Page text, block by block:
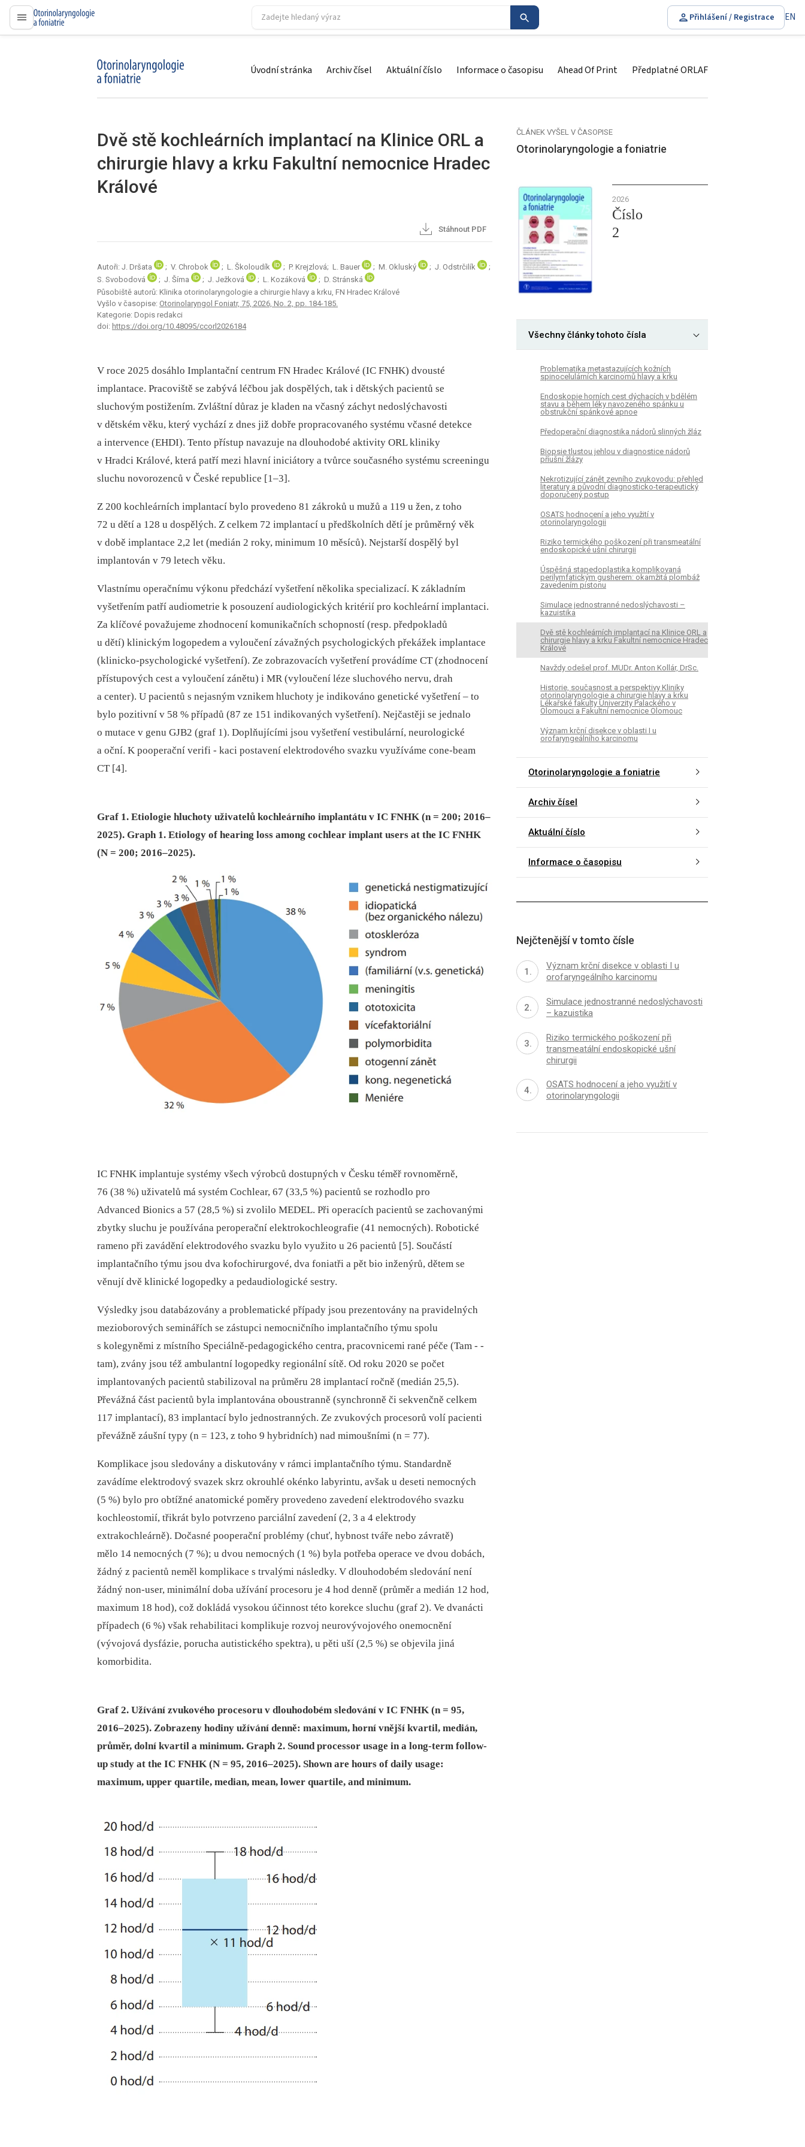
proLékaře.cz
Přihlášení / Registrace EN
proLékaře.cz Úvodní stránka Archiv čísel Aktuální číslo Informace o časopisu Ahead Of Print Předplatné ORLAF
Dvě stě kochleárních implantací na Klinice ORL a
chirurgie hlavy a krku Fakultní nemocnice Hradec
Králové
Stáhnout PDF
Autoři: J. Dršata ; V. Chrobok ; L. Školoudík ; P. Krejzlová; L. Bauer ; M. Okluský ; J. Odstrčilík
;
S. Svobodová
; J. Šíma ; J. Ježková ; L. Kozáková
; D. Stránská
Působiště autorů: Klinika otorinolaryngologie a chirurgie hlavy a krku, FN Hradec Králové
Vyšlo v časopise: Otorinolaryngol Foniatr, 75, 2026, No. 2, pp. 184-185.
Kategorie: Dopis redakci
doi: https://doi.org/10.48095/ccorl2026184
V roce 2025 dosáhlo Implantační centrum FN Hradec Králové (IC FNHK) dvousté
implantace. Pracoviště se zabývá léčbou jak dospělých, tak i dětských pacientů se
sluchovým postižením. Zvláštní důraz je kladen na včasný záchyt nedoslýchavosti
v dětském věku, který vychází z dnes již dobře propracovaného systému včasné detekce
a intervence (EHDI). Tento přístup navazuje na dlouhodobé aktivity ORL kliniky
v Hradci Králové, která patří mezi hlavní iniciátory a tvůrce současného systému screeningu
sluchu novorozenců v České republice [1–3].
Z 200 kochleárních implantací bylo provedeno 81 zákroků u mužů a 119 u žen, z toho
72 u dětí a 128 u dospělých. Z celkem 72 implantací u předškolních dětí je průměrný věk
v době implantace 2,2 let (medián 2 roky, minimum 10 měsíců). Nejstarší dospělý byl
implantován v 79 letech věku.
Vlastnímu operačnímu výkonu předchází vyšetření několika specializací. K základním
vyšetřením patří audiometrie k posouzení audiologických kritérií pro kochleární implantaci.
Za klíčové považujeme zhodnocení komunikačních schopností (resp. předpokladů
u dětí) klinickým logopedem a vyloučení závažných psychologických překážek implantace
(klinicko-psychologické vyšetření). Ze zobrazovacích vyšetření provádíme CT (zhodnocení
přístupových cest a vyloučení zánětu) i MR (vyloučení léze sluchového nervu, drah
a center). U pacientů s nejasným vznikem hluchoty je indikováno genetické vyšetření –⁠ to
bylo pozitivní v 58 % případů (87 ze 151 indikovaných vyšetření). Nejčastěji se jednalo
o mutace v genu GJB2 (graf 1). Doplňujícími jsou vyšetření vestibulární, neurologické
a oční. K pooperační verifi -⁠ kaci postavení elektrodového svazku využíváme cone-beam
CT [4].
Graf 1. Etiologie hluchoty uživatelů kochleárního implantátu v IC FNHK (n = 200; 2016–
2025). Graph 1. Etiology of hearing loss among cochlear implant users at the IC FNHK
(N = 200; 2016–2025).
IC FNHK implantuje systémy všech výrobců dostupných v Česku téměř rovnoměrně,
76 (38 %) uživatelů má systém Cochlear, 67 (33,5 %) pacientů se rozhodlo pro
Advanced Bionics a 57 (28,5 %) si zvolilo MEDEL. Při operacích pacientů se zachovanými
zbytky sluchu je používána peroperační elektrokochleografie (41 nemocných). Robotické
rameno při zavádění elektrodového svazku bylo využito u 26 pacientů [5]. Součástí
implantačního týmu jsou dva kofochirurgové, dva foniatři a pět bio inženýrů, dětem se
věnují dvě klinické logopedky a pedaudiologické sestry.
Výsledky jsou databázovány a problematické případy jsou prezentovány na pravidelných
mezioborových seminářích se zástupci nemocničního implantačního týmu spolu
s kolegyněmi z místního Speciálně-pedagogického centra, pracovnicemi rané péče (Tam -⁠ -
tam), zvány jsou též ambulantní logopedky regionální sítě. Od roku 2020 se počet
implantovaných pacientů stabilizoval na průměru 28 implantací ročně (medián 25,5).
Převážná část pacientů byla implantována oboustranně (synchronně či sekvenčně celkem
117 implantací), 83 implantací bylo jednostranných. Ze zvukových procesorů volí pacienti
převážně záušní typy (n = 123, z toho 9 hybridních) nad mimoušními (n = 77).
Komplikace jsou sledovány a diskutovány v rámci implantačního týmu. Standardně
zavádíme elektrodový svazek skrz okrouhlé okénko labyrintu, avšak u deseti nemocných
(5 %) bylo pro obtížné anatomické poměry provedeno zavedení elektrodového svazku
kochleostomií, třikrát bylo potvrzeno parciální zavedení (2, 3 a 4 elektrody
extrakochleárně). Dočasné pooperační problémy (chuť, hybnost tváře nebo závratě)
mělo 14 nemocných (7 %); u dvou nemocných (1 %) byla potřeba operace ve dvou dobách,
žádný z pacientů neměl komplikace s trvalými následky. V dlouhodobém sledování není
žádný non-user, minimální doba užívání procesoru je 4 hod denně (průměr a medián 12 hod,
maximum 18 hod), což dokládá vysokou účinnost této korekce sluchu (graf 2). Ve dvanácti
případech (6 %) však rehabilitaci komplikuje rozvoj neurovývojového onemocnění
(vývojová dysfázie, porucha autistického spektra), u pěti uší (2,5 %) se objevila jiná
komorbidita.
Graf 2. Užívání zvukového procesoru v dlouhodobém sledování v IC FNHK (n = 95,
2016–2025). Zobrazeny hodiny užívání denně: maximum, horní vnější kvartil, medián,
průměr, dolní kvartil a minimum. Graph 2. Sound processor usage in a long-term follow-
up study at the IC FNHK (N = 95, 2016–2025). Shown are hours of daily usage:
maximum, upper quartile, median, mean, lower quartile, and minimum.
ČLÁNEK VYŠEL V ČASOPISE
Otorinolaryngologie a foniatrie
2026
Číslo
2
Všechny články tohoto čísla
Problematika metastazujících kožních
spinocelulárních karcinomů hlavy a krku
Endoskopie horních cest dýchacích v bdělém
stavu a během léky navozeného spánku u
obstrukční spánkové apnoe
Předoperační diagnostika nádorů slinných žláz
Biopsie tlustou jehlou v diagnostice nádorů
příušní žlázy
Nekrotizující zánět zevního zvukovodu: přehled
literatury a původní diagnosticko-terapeutický
doporučený postup
OSATS hodnocení a jeho využití v
otorinolaryngologii
Riziko termického poškození při transmeatální
endoskopické ušní chirurgii
Úspěšná stapedoplastika komplikovaná
perilymfatickým gusherem: okamžitá plombáž
zavedením pistonu
Simulace jednostranné nedoslýchavosti –
kazuistika
Dvě stě kochleárních implantací na Klinice ORL a
chirurgie hlavy a krku Fakultní nemocnice Hradec
Králové
Navždy odešel prof. MUDr. Anton Kollár, DrSc.
Historie, současnost a perspektivy Kliniky
otorinolaryngologie a chirurgie hlavy a krku
Lékařské fakulty Univerzity Palackého v
Olomouci a Fakultní nemocnice Olomouc
Význam krční disekce v oblasti I u
orofaryngeálního karcinomu
Otorinolaryngologie a foniatrie
Archiv čísel
Aktuální číslo
Informace o časopisu
Nejčtenější v tomto čísle
Význam krční disekce v oblasti I u
orofaryngeálního karcinomu
Simulace jednostranné nedoslýchavosti
– kazuistika
Riziko termického poškození při
transmeatální endoskopické ušní
chirurgii
OSATS hodnocení a jeho využití v
otorinolaryngologii